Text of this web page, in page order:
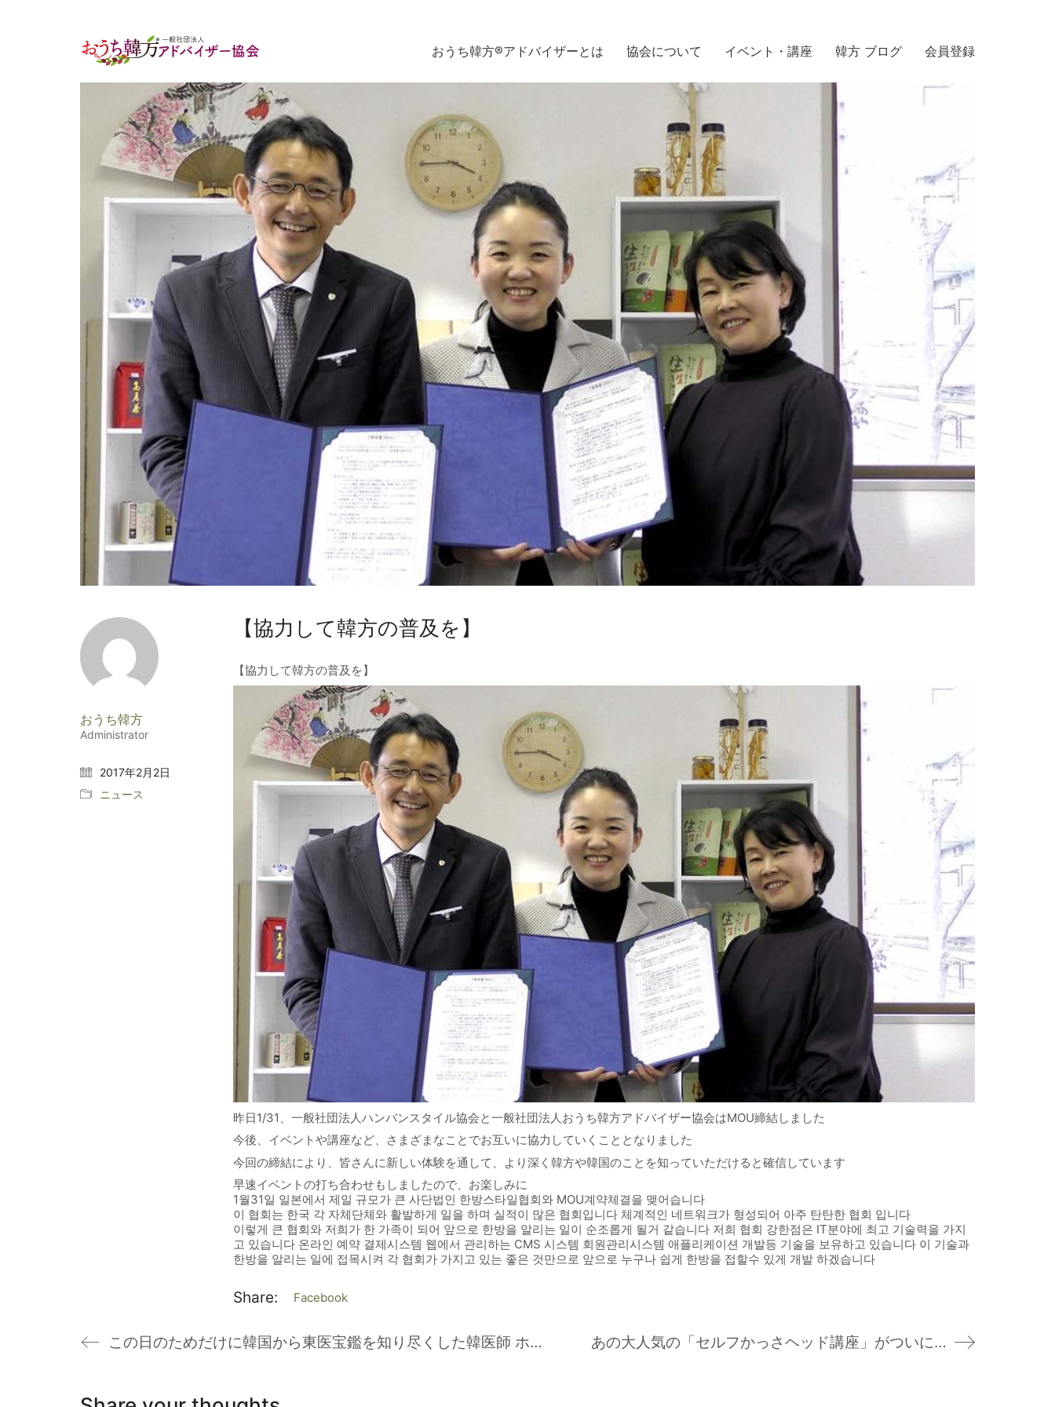
おうち韓方®アドバイザーとは 協会について イベント・講座 韓方 ブログ 会員登録
【協力して韓方の普及を】
【協力して韓方の普及を】
昨日1/31、一般社団法人ハンバンスタイル協会と一般社団法人おうち韓方アドバイザー協会はMOU締結しました
今後、イベントや講座など、さまざまなことでお互いに協力していくこととなりました
今回の締結により、皆さんに新しい体験を通して、より深く韓方や韓国のことを知っていただけると確信しています
早速イベントの打ち合わせもしましたので、お楽しみに
1월31일 일본에서 제일 규모가 큰 사단법인 한방스타일협회와 MOU계약체결을 맺어습니다
이 협회는 한국 각 자체단체와 활발하게 일을 하며 실적이 많은 협회입니다 체계적인 네트워크가 형성되어 아주 탄탄한 협회 입니다
이렇게 큰 협회와 저희가 한 가족이 되어 앞으로 한방을 알리는 일이 순조롭게 될거 같습니다 저희 협회 강한점은 IT분야에 최고 기술력을 가지
고 있습니다 온라인 예약 결제시스템 웹에서 관리하는 CMS 시스템 회원관리시스템 애플리케이션 개발등 기술을 보유하고 있습니다 이 기술과
한방을 알리는 일에 접목시켜 각 협회가 가지고 있는 좋은 것만으로 앞으로 누구나 쉽게 한방을 접할수 있게 개발 하겠습니다
Share: Facebook
おうち韓方
Administrator
2017年2月2日
ニュース
この日のためだけに韓国から東医宝鑑を知り尽くした韓医師 ホジュン33代目子孫 あの大人気の「セルフかっさヘッド講座」がついに大阪でも開催！